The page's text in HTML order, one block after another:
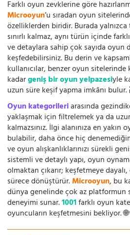
Farklı oyun zevklerine göre
Microoyun’u sıradan oyun
özelliklerden biridir. Burada
sınırlı kalmaz, aynı türün içinde
ve detaylara sahip çok sayıda oyun
keşfedebilirsiniz. Bu derin ve
kullanıcılar, benzer oyun sitelerinde
kadargeniş bir oyun yelpazesiyle
uzun süre keşif yapma imkânı
Oyun kategorileriarasında
yaklaşmak için filtrelemek ya da
kalmazsınız. İlgi alanınıza en yakın
bulabilir, daha önce hiç
ve oyun alışkanlıklarınızı sürekli
sistemli ve detaylı yapı, oyun
olmaktan çıkarır; keşfetmeye
sürece dönüştürür.Microoyun, bu
dünya genelinde çok az
deneyimi sunar.1001farklı oyun
oyuncuların keşfetmesini bekliyor.